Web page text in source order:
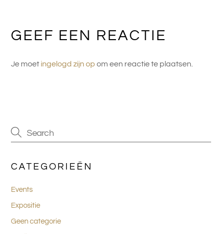
GEEF EEN REACTIE
Je moet ingelogd zijn op om een reactie te plaatsen.
CATEGORIEËN
Events
Expositie
Geen categorie